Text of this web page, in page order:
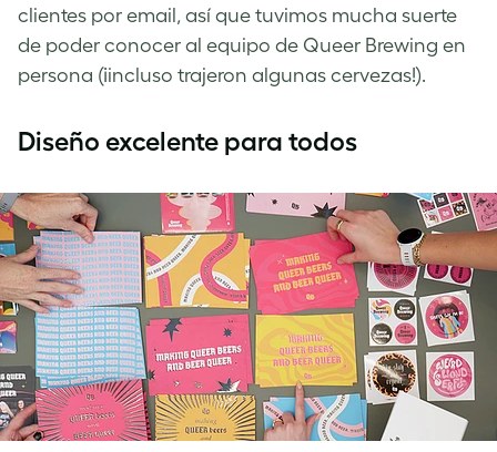
clientes por email, así que tuvimos mucha suerte
de poder conocer al equipo de Queer Brewing en
persona (¡incluso trajeron algunas cervezas!).
Diseño excelente para todos